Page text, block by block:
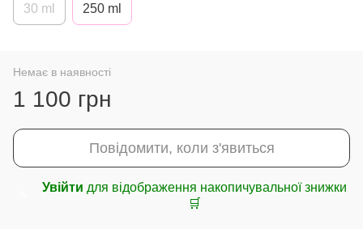
30 ml 250 ml
Немає в наявності
1 100 грн
Повідомити, коли з'явиться
Увійти для відображення накопичувальної знижки
🛒